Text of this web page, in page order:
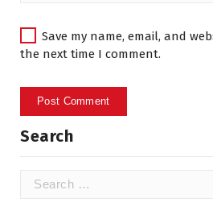
Save my name, email, and
the next time I comment.
Search
Search